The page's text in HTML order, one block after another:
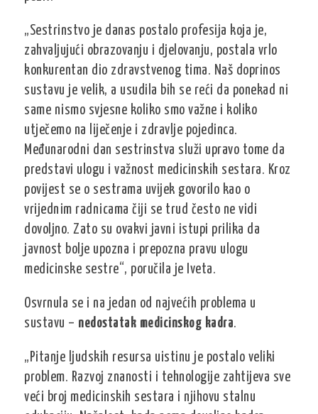
„Sestrinstvo je danas postalo profesija koja je,
zahvaljujući obrazovanju i djelovanju, postala vrlo
konkurentan dio zdravstvenog tima. Naš doprinos
sustavu je velik, a usudila bih se reći da ponekad ni
same nismo svjesne koliko smo važne i koliko
utječemo na liječenje i zdravlje pojedinca.
Međunarodni dan sestrinstva služi upravo tome da
predstavi ulogu i važnost medicinskih sestara. Kroz
povijest se o sestrama uvijek govorilo kao o
vrijednim radnicama čiji se trud često ne vidi
dovoljno. Zato su ovakvi javni istupi prilika da
javnost bolje upozna i prepozna pravu ulogu
medicinske sestre“, poručila je Iveta.
Osvrnula se i na jedan od najvećih problema u
sustavu – nedostatak medicinskog kadra.
„Pitanje ljudskih resursa uistinu je postalo veliki
problem. Razvoj znanosti i tehnologije zahtijeva sve
veći broj medicinskih sestara i njihovu stalnu